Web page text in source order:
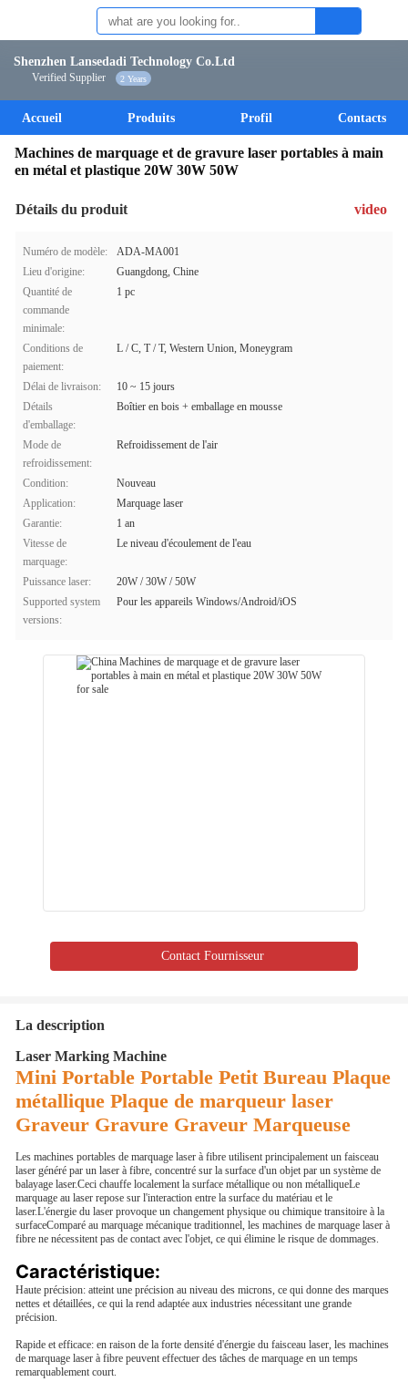
Shenzhen Lansedadi Technology Co.Ltd
Verified Supplier 2 Years
Accueil Produits Profil Contacts
Machines de marquage et de gravure laser portables à main
en métal et plastique 20W 30W 50W
Détails du produit video
Numéro de modèle:
ADA-MA001
Lieu d'origine:
Guangdong, Chine
Quantité de
commande
minimale:
1 pc
Conditions de
paiement:
L / C, T / T, Western Union, Moneygram
Délai de livraison:
10 ~ 15 jours
Détails
d'emballage:
Boîtier en bois + emballage en mousse
Mode de
refroidissement:
Refroidissement de l'air
Condition:
Nouveau
Application:
Marquage laser
Garantie:
1 an
Vitesse de
marquage:
Le niveau d'écoulement de l'eau
Puissance laser:
20W / 30W / 50W
Supported system
versions:
Pour les appareils Windows/Android/iOS
Contact Fournisseur
La description
Laser Marking Machine
Mini Portable Portable Petit Bureau Plaque
métallique Plaque de marqueur laser
Graveur Gravure Graveur Marqueuse
Les machines portables de marquage laser à fibre utilisent principalement un faisceau
laser généré par un laser à fibre, concentré sur la surface d'un objet par un système de
balayage laser.Ceci chauffe localement la surface métallique ou non métalliqueLe
marquage au laser repose sur l'interaction entre la surface du matériau et le
laser.L'énergie du laser provoque un changement physique ou chimique transitoire à la
surfaceComparé au marquage mécanique traditionnel, les machines de marquage laser à
fibre ne nécessitent pas de contact avec l'objet, ce qui élimine le risque de dommages.
Caractéristique:
Haute précision: atteint une précision au niveau des microns, ce qui donne des marques
nettes et détaillées, ce qui la rend adaptée aux industries nécessitant une grande
précision.
Rapide et efficace: en raison de la forte densité d'énergie du faisceau laser, les machines
de marquage laser à fibre peuvent effectuer des tâches de marquage en un temps
remarquablement court.